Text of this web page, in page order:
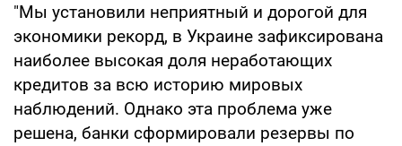
"Мы установили неприятный и дорогой для
экономики рекорд, в Украине зафиксирована
наиболее высокая доля неработающих
кредитов за всю историю мировых
наблюдений. Однако эта проблема уже
решена, банки сформировали резервы по